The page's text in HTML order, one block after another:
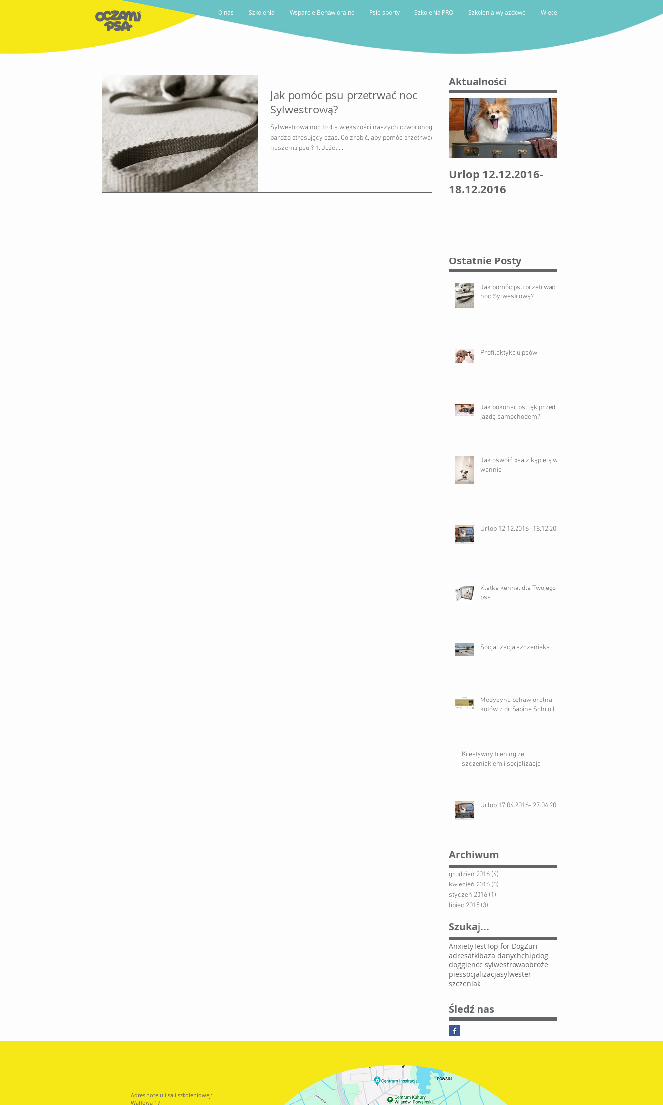
O nas Szkolenia Wsparcie Behawioralne Psie sporty Szkolenia PRO Szkolenia wyjazdowe Więcej
Jak pomóc psu przetrwać noc
Sylwestrową?
Sylwestrowa noc to dla większości naszych czworonogów
bardzo stresujący czas. Co zrobić, aby pomóc przetrwać
naszemu psu ? 1. Jeżeli...
Aktualności
Urlop 12.12.2016-
18.12.2016
Ostatnie Posty
Jak pomóc psu przetrwać
noc Sylwestrową?
Profilaktyka u psów
Jak pokonać psi lęk przed
jazdą samochodem?
Jak oswoić psa z kąpielą w
wannie
Urlop 12.12.2016- 18.12.2016
Klatka kennel dla Twojego
psa
Socjalizacja szczeniaka
Medycyna behawioralna
kotów z dr Sabine Schroll
Kreatywny trening ze
szczeniakiem i socjalizacja
Urlop 17.04.2016- 27.04.2016
Archiwum
grudzień 2016 (4)
kwiecień 2016 (3)
styczeń 2016 (1)
lipiec 2015 (3)
Szukaj...
AnxietyTestTop for DogZuri
adresatkibaza danychchipdog
doggienoc sylwestrowaobroże
piessocjalizacjasylwester
szczeniak
Śledź nas
Adres hotelu i sali szkoleniowej:
Waflowa 17